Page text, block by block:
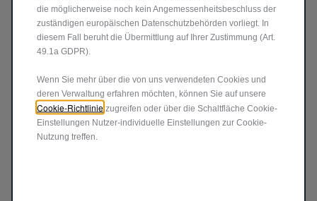
die möglicherweise noch kein Angemessenheitsbeschluss der
zuständigen europäischen Datenschutzbehörden vorliegt. In
diesem Fall beruht die Übermittlung auf Ihrer Zustimmung (Art.
49.1a GDPR).
Wenn Sie mehr über die von uns verwendeten Cookies und
deren Verwaltung erfahren möchten, können Sie auf unsere
Cookie-Richtlinie zugreifen oder über die Schaltfläche Cookie-
Einstellungen Nutzer-individuelle Einstellungen zur Cookie-
Nutzung treffen.